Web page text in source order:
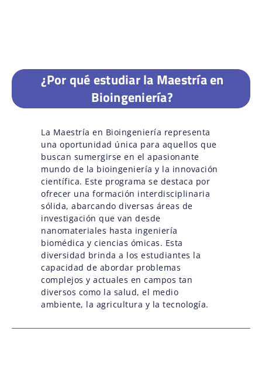
¿Por qué estudiar la Maestría en
Bioingeniería?
La Maestría en Bioingeniería representa
una oportunidad única para aquellos que
buscan sumergirse en el apasionante
mundo de la bioingeniería y la innovación
científica. Este programa se destaca por
ofrecer una formación interdisciplinaria
sólida, abarcando diversas áreas de
investigación que van desde
nanomateriales hasta ingeniería
biomédica y ciencias ómicas. Esta
diversidad brinda a los estudiantes la
capacidad de abordar problemas
complejos y actuales en campos tan
diversos como la salud, el medio
ambiente, la agricultura y la tecnología.